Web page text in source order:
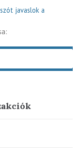
javaslok a